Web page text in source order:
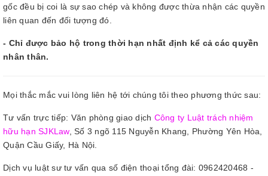
gốc đều bị coi là sự sao chép và không được thừa nhận các quyền
liên quan đến đối tượng đó.
- Chỉ được bảo hộ trong thời hạn nhất định kể cả các quyền
nhân thân.
Mọi thắc mắc vui lòng liên hệ tới chúng tôi theo phương thức sau:
Tư vấn trực tiếp: Văn phòng giao dịch Công ty Luật trách nhiệm
hữu hạn SJKLaw, Số 3 ngõ 115 Nguyễn Khang, Phường Yên Hòa,
Quận Cầu Giấy, Hà Nội.
Dịch vụ luật sư tư vấn qua số điện thoại tổng đài: 0962420468 -